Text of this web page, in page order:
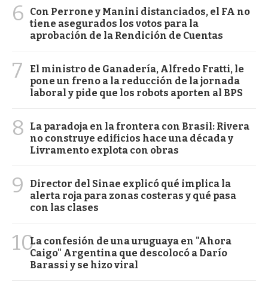
6
Con Perrone y Manini distanciados, el FA no
tiene asegurados los votos para la
aprobación de la Rendición de Cuentas
7
El ministro de Ganadería, Alfredo Fratti, le
pone un freno a la reducción de la jornada
laboral y pide que los robots aporten al BPS
8
La paradoja en la frontera con Brasil: Rivera
no construye edificios hace una década y
Livramento explota con obras
9
Director del Sinae explicó qué implica la
alerta roja para zonas costeras y qué pasa
con las clases
10La confesión de una uruguaya en "Ahora
Caigo" Argentina que descolocó a Darío
Barassi y se hizo viral